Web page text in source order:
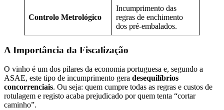
Controlo Metrológico
Incumprimento das
regras de enchimento
dos pré-embalados.
A Importância da Fiscalização
O vinho é um dos pilares da economia portuguesa e, segundo a
ASAE, este tipo de incumprimento gera desequilíbrios
concorrenciais. Ou seja: quem cumpre todas as regras e custos de
rotulagem e registo acaba prejudicado por quem tenta “cortar
caminho”.